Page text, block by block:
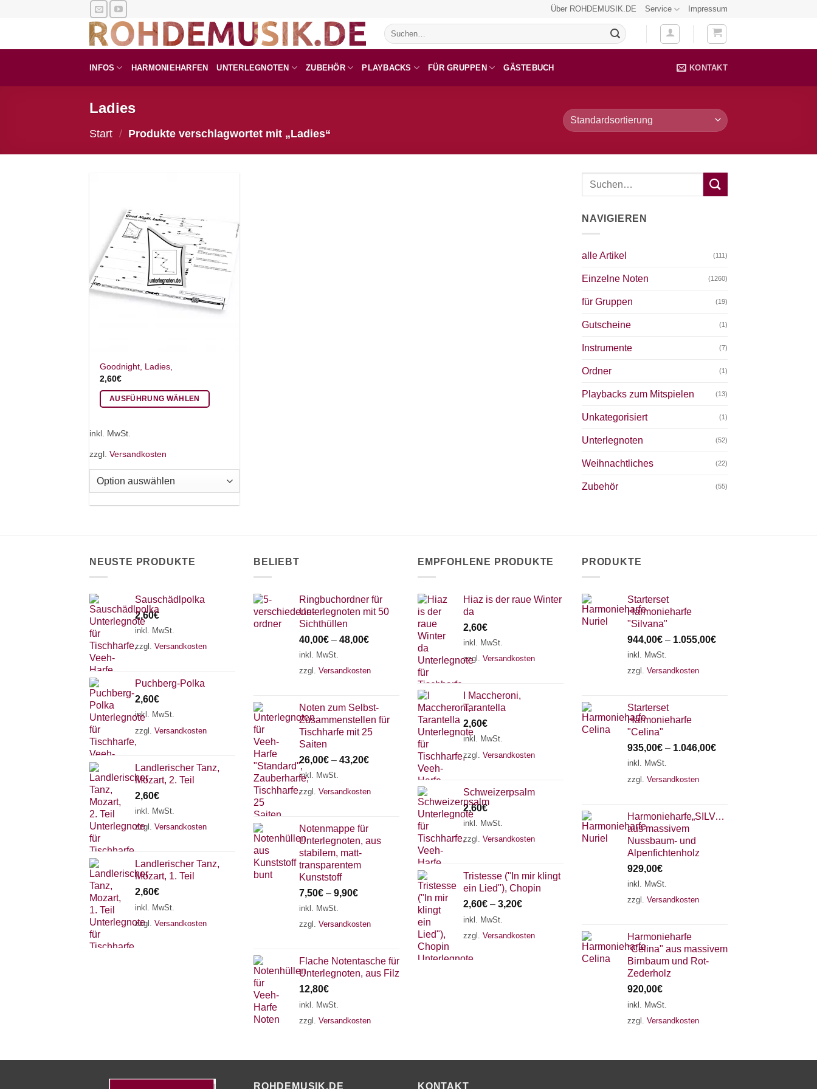
Über ROHDEMUSIK.DE Service Impressum
Suchen
nach:
INFOS HARMONIEHARFEN UNTERLEGNOTEN ZUBEHÖR PLAYBACKS FÜR GRUPPEN GÄSTEBUCH KONTAKT
Ladies
Start / Produkte verschlagwortet mit „Ladies“
Goodnight, Ladies,
2,60€
AUSFÜHRUNG WÄHLEN
mehrere
Varianten
auf.
Produktseite
gewählt
inkl. MwSt.
zzgl. Versandkosten
NAVIGIEREN
alle Artikel (111)
Einzelne Noten (1260)
für Gruppen (19)
Gutscheine (1)
Instrumente (7)
Ordner (1)
Playbacks zum Mitspielen (13)
Unkategorisiert (1)
Unterlegnoten (52)
Weihnachtliches (22)
Zubehör (55)
NEUSTE PRODUKTE
Sauschädlpolka
2,60€
inkl. MwSt.
zzgl. Versandkosten
Puchberg-Polka
2,60€
inkl. MwSt.
zzgl. Versandkosten
Landlerischer Tanz,
Mozart, 2. Teil
2,60€
inkl. MwSt.
zzgl. Versandkosten
Landlerischer Tanz,
Mozart, 1. Teil
2,60€
inkl. MwSt.
zzgl. Versandkosten
BELIEBT
Ringbuchordner für
Unterlegnoten mit 50
Sichthüllen
40,00€ – 48,00€
inkl. MwSt.
zzgl. Versandkosten
Noten zum Selbst-
Zusammenstellen für
Tischharfe mit 25
Saiten
26,00€ – 43,20€
inkl. MwSt.
zzgl. Versandkosten
Notenmappe für
Unterlegnoten, aus
stabilem, matt-
transparentem
Kunststoff
7,50€ – 9,90€
inkl. MwSt.
zzgl. Versandkosten
Flache Notentasche für
Unterlegnoten, aus Filz
12,80€
inkl. MwSt.
zzgl. Versandkosten
EMPFOHLENE PRODUKTE
Hiaz is der raue Winter
da
2,60€
inkl. MwSt.
zzgl. Versandkosten
I Maccheroni,
Tarantella
2,60€
inkl. MwSt.
zzgl. Versandkosten
Schweizerpsalm
2,60€
inkl. MwSt.
zzgl. Versandkosten
Tristesse ("In mir klingt
ein Lied"), Chopin
2,60€ – 3,20€
inkl. MwSt.
zzgl. Versandkosten
PRODUKTE
Starterset
Harmonieharfe
"Silvana"
944,00€ – 1.055,00€
inkl. MwSt.
zzgl. Versandkosten
Starterset
Harmonieharfe
"Celina"
935,00€ – 1.046,00€
inkl. MwSt.
zzgl. Versandkosten
Harmonieharfe„SILVANA"
aus massivem
Nussbaum- und
Alpenfichtenholz
929,00€
inkl. MwSt.
zzgl. Versandkosten
Harmonieharfe
"Celina" aus massivem
Birnbaum und Rot-
Zederholz
920,00€
inkl. MwSt.
zzgl. Versandkosten
ROHDEMUSIK.DE KONTAKT
18 SAITEN 21 SAITEN 25 SAITEN
AKKORDZITHER